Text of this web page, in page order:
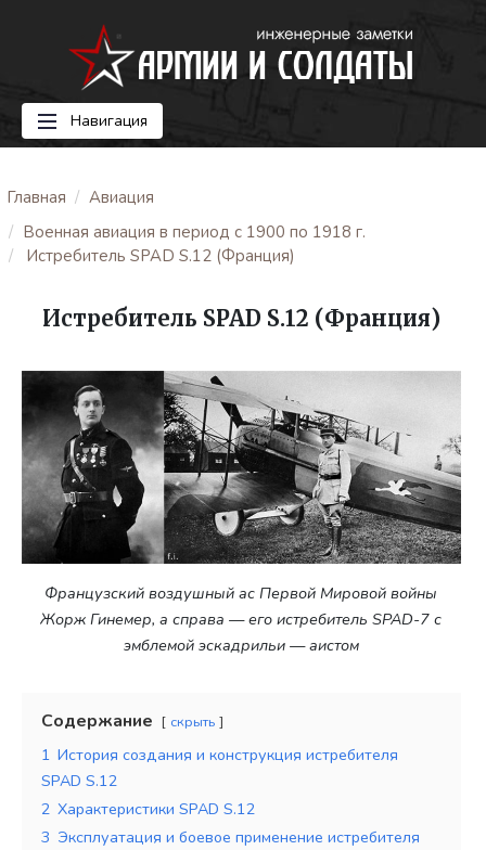
Навигация
Главная
Авиация
Военная авиация в период с 1900 по 1918 г.
Истребитель SPAD S.12 (Франция)
Истребитель SPAD S.12 (Франция)
Французский воздушный ас Первой Мировой войны
Жорж Гинемер, а справа — его истребитель SPAD-7 с
эмблемой эскадрильи — аистом
Содержание скрыть
1 История создания и конструкция истребителя
SPAD S.12
2 Характеристики SPAD S.12
3 Эксплуатация и боевое применение истребителя